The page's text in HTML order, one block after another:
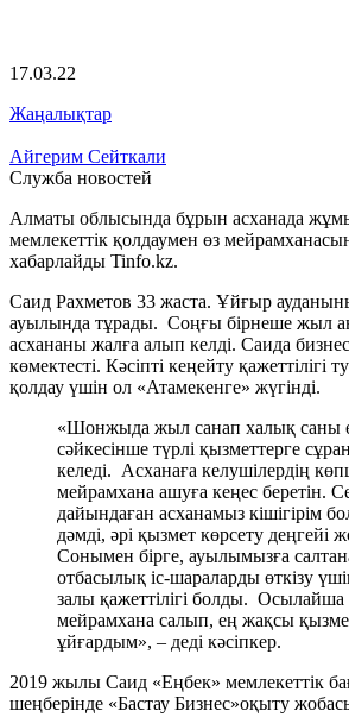
17.03.22
Жаңалықтар
Айгерим Сейткали
Служба новостей
Алматы облысында бұрын асханада
мемлекеттік қолдаумен өз
хабарлайды Tinfo.kz.
Саид Рахметов 33 жаста. Ұйғыр
ауылында тұрады. Соңғы бірнеше жыл
асхананы жалға алып келді. Саида
көмектесті. Кәсіпті кеңейту қажеттілігі
қолдау үшін ол «Атамекенге» жүгінді.
«Шонжыда жыл санап халық саны
сәйкесінше түрлі қызметтерге
келеді. Асханаға келушілердің
мейрамхана ашуға кеңес беретін.
дайындаған асханамыз кішігірім
дәмді, әрі қызмет көрсету деңгейі
Сонымен бірге, ауылымызға
отбасылық іс-шараларды өткізу
залы қажеттілігі болды.
мейрамхана салып, ең жақсы
ұйғардым», – деді кәсіпкер.
2019 жылы Саид «Еңбек» мемлекеттік
шеңберінде «Бастау Бизнес»оқыту